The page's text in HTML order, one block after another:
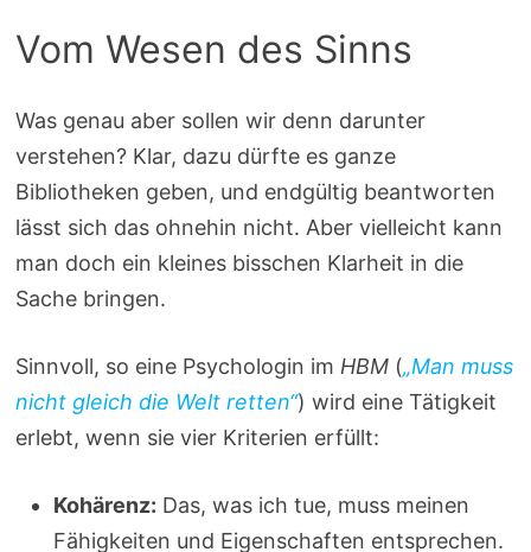
Vom Wesen des Sinns
Was genau aber sollen wir denn darunter
verstehen? Klar, dazu dürfte es ganze
Bibliotheken geben, und endgültig beantworten
lässt sich das ohnehin nicht. Aber vielleicht kann
man doch ein kleines bisschen Klarheit in die
Sache bringen.
Sinnvoll, so eine Psychologin imHBM („Man muss
nicht gleich die Welt retten“) wird eine Tätigkeit
erlebt, wenn sie vier Kriterien erfüllt:
Kohärenz: Das, was ich tue, muss meinen
Fähigkeiten und Eigenschaften entsprechen.